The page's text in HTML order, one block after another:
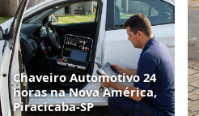
Chaveiro Automotivo 24
horas na Nova América,
Piracicaba‑SP